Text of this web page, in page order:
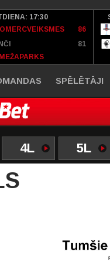
17:30
86
81
SPĒLĒTĀJI
4L 5L